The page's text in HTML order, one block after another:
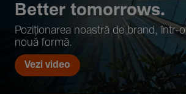
Better tomor­rows.
Pozi­țio­narea noastră de brand, într-o
nouă formă.
Vezi video